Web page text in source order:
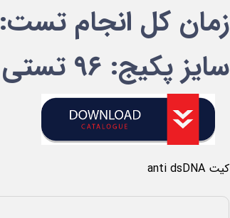
زمان کل انجام تست: ۱۰۵ دقیقه
سایز پکیج: ۹۶ تستی
کیت anti dsDNA